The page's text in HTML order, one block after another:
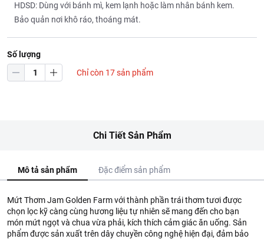
HDSD: Dùng với bánh mì, kem lạnh hoặc làm nhân bánh kem.
Bảo quản nơi khô ráo, thoáng mát.
Số lượng
Chỉ còn 17 sản phẩm
Chi Tiết Sản Phẩm
Mô tả sản phẩm Đặc điểm sản phẩm
Mứt Thơm Jam Golden Farm với thành phần trái thơm tươi được
chọn lọc kỹ càng cùng hương liệu tự nhiên sẽ mang đến cho bạn
món mứt ngọt và chua vừa phải, kích thích cảm giác ăn uống. Sản
phẩm được sản xuất trên dây chuyền công nghệ hiện đại, đảm bảo